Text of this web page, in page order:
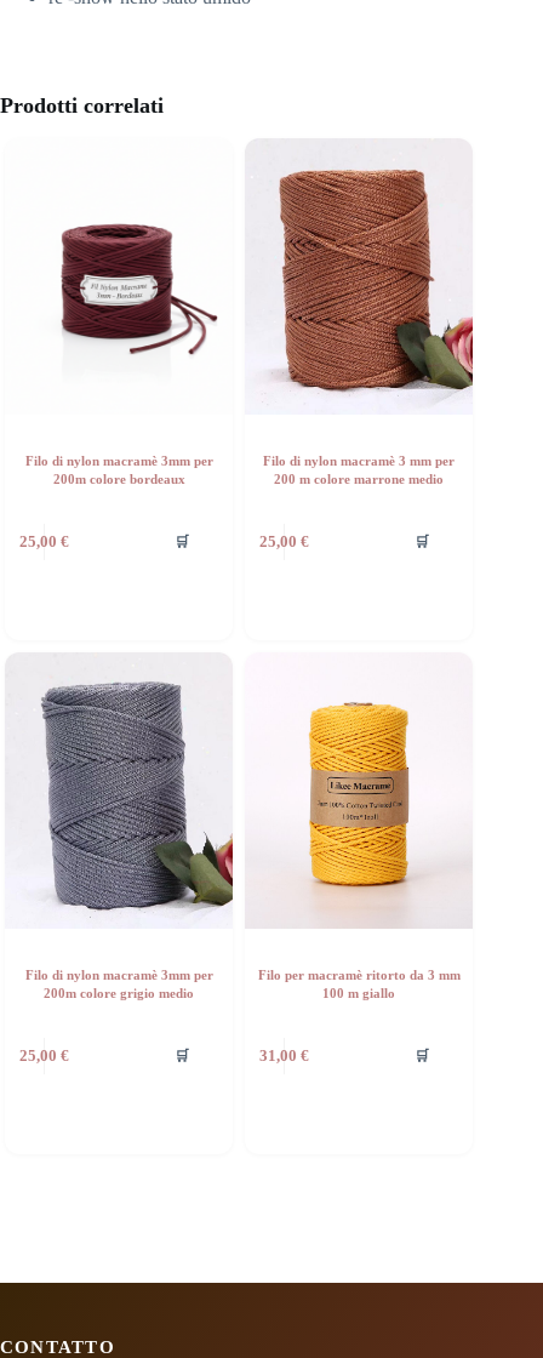
Prodotti correlati
Filo di nylon macramè 3mm per
200m colore bordeaux
25,00 € 🛒
Filo di nylon macramè 3 mm per
200 m colore marrone medio
25,00 € 🛒
Filo di nylon macramè 3mm per
200m colore grigio medio
25,00 € 🛒
Filo per macramè ritorto da 3 mm
100 m giallo
31,00 € 🛒
CONTATTO